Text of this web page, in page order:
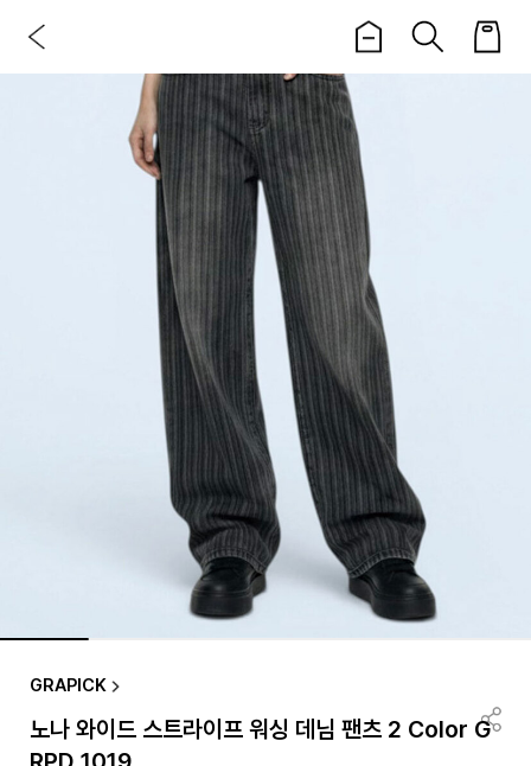
GRAPICK
노나 와이드 스트라이프 워싱 데님 팬츠 2 Color G